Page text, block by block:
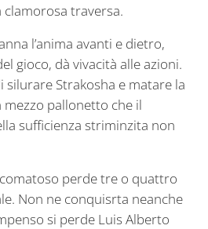
clamorosa traversa.
l’anima avanti e dietro,
gioco, dà vivacità alle azioni.
silurare Strakosha e matare la
mezzo pallonetto che il
sufficienza striminzita non
perde tre o quattro
Non ne conquisrta neanche
si perde Luis Alberto